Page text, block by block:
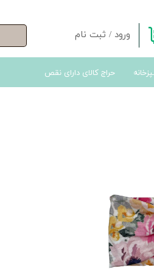
ورود / ثبت نام
تغییر گذر واژه
حراج کالای دارای نقص